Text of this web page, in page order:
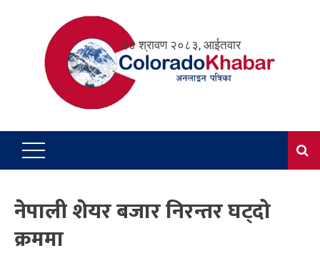
२४ श्रावण २०८३, आईतवार
नेपाली शेयर बजार निरन्तर घट्दो
क्रममा